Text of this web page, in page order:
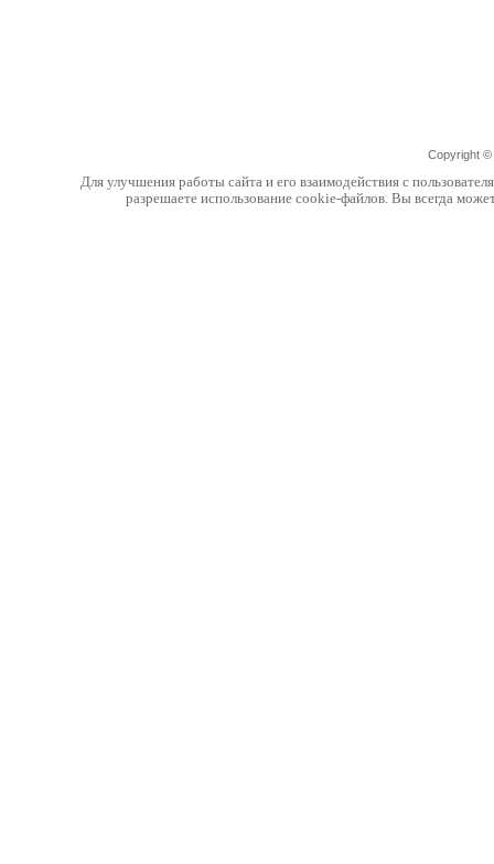
Copyright ©
Для улучшения работы сайта и его взаимодействия с
разрешаете использование cookie-файлов. Вы всегда